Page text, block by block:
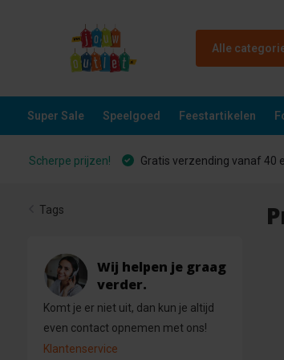
Alle
Super Sale Speelgoed Feestartikelen
Scherpe prijzen! Gratis verzending vanaf 40
Tags
Wij helpen je graag
verder.
Komt je er niet uit, dan kun je altijd
even contact opnemen met ons!
Klantenservice